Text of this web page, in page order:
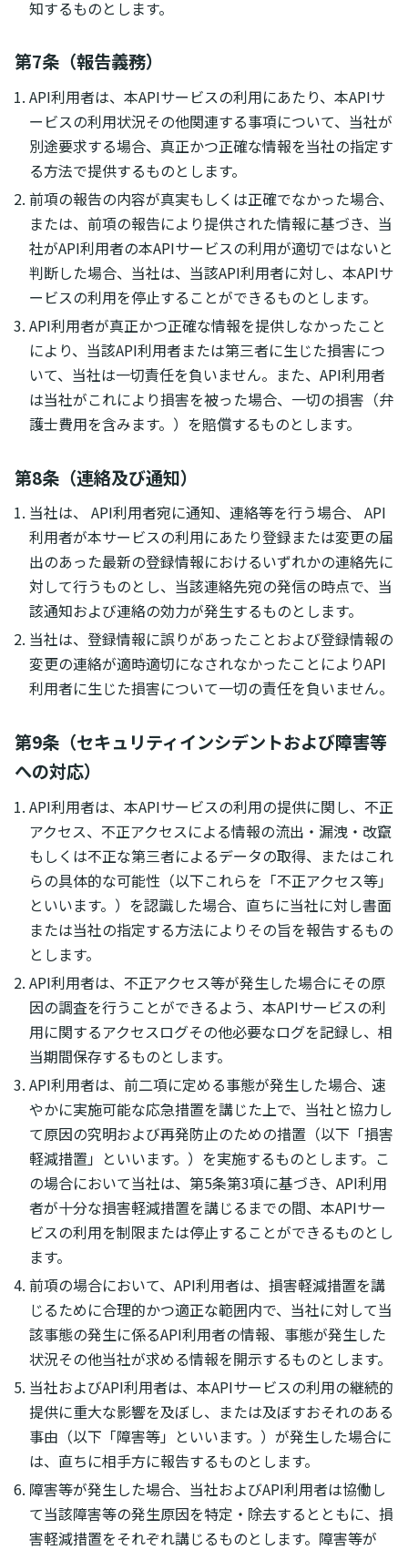
知するものとします。
第7条（報告義務）
API利用者は、本APIサービスの利用にあたり、本APIサ
ービスの利用状況その他関連する事項について、当社が
別途要求する場合、真正かつ正確な情報を当社の指定す
る方法で提供するものとします。
前項の報告の内容が真実もしくは正確でなかった場合、
または、前項の報告により提供された情報に基づき、当
社がAPI利用者の本APIサービスの利用が適切ではないと
判断した場合、当社は、当該API利用者に対し、本APIサ
ービスの利用を停止することができるものとします。
API利用者が真正かつ正確な情報を提供しなかったこと
により、当該API利用者または第三者に生じた損害につ
いて、当社は一切責任を負いません。また、API利用者
は当社がこれにより損害を被った場合、一切の損害（弁
護士費用を含みます。）を賠償するものとします。
第8条（連絡及び通知）
当社は、 API利用者宛に通知、連絡等を行う場合、 API
利用者が本サービスの利用にあたり登録または変更の届
出のあった最新の登録情報におけるいずれかの連絡先に
対して行うものとし、当該連絡先宛の発信の時点で、当
該通知および連絡の効力が発生するものとします。
当社は、登録情報に誤りがあったことおよび登録情報の
変更の連絡が適時適切になされなかったことによりAPI
利用者に生じた損害について一切の責任を負いません。
第9条（セキュリティインシデントおよび障害等
への対応）
API利用者は、本APIサービスの利用の提供に関し、不正
アクセス、不正アクセスによる情報の流出・漏洩・改竄
もしくは不正な第三者によるデータの取得、またはこれ
らの具体的な可能性（以下これらを「不正アクセス等」
といいます。）を認識した場合、直ちに当社に対し書面
または当社の指定する方法によりその旨を報告するもの
とします。
API利用者は、不正アクセス等が発生した場合にその原
因の調査を行うことができるよう、本APIサービスの利
用に関するアクセスログその他必要なログを記録し、相
当期間保存するものとします。
API利用者は、前二項に定める事態が発生した場合、速
やかに実施可能な応急措置を講じた上で、当社と協力し
て原因の究明および再発防止のための措置（以下「損害
軽減措置」といいます。）を実施するものとします。こ
の場合において当社は、第5条第3項に基づき、API利用
者が十分な損害軽減措置を講じるまでの間、本APIサー
ビスの利用を制限または停止することができるものとし
ます。
前項の場合において、API利用者は、損害軽減措置を講
じるために合理的かつ適正な範囲内で、当社に対して当
該事態の発生に係るAPI利用者の情報、事態が発生した
状況その他当社が求める情報を開示するものとします。
当社およびAPI利用者は、本APIサービスの利用の継続的
提供に重大な影響を及ぼし、または及ぼすおそれのある
事由（以下「障害等」といいます。）が発生した場合に
は、直ちに相手方に報告するものとします。
障害等が発生した場合、当社およびAPI利用者は協働し
て当該障害等の発生原因を特定・除去するとともに、損
害軽減措置をそれぞれ講じるものとします。障害等が